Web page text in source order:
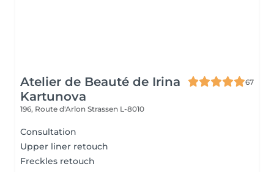
Atelier de Beauté de Irina
Kartunova
67
196, Route d'Arlon Strassen L-8010
Consultation
Upper liner retouch
Freckles retouch